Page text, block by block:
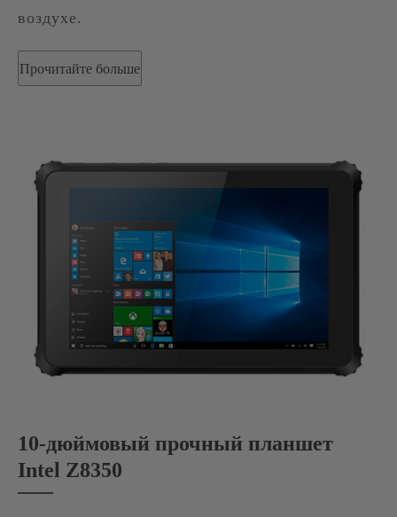
воздухе.
Прочитайте больше
10-дюймовый прочный планшет
Intel Z8350